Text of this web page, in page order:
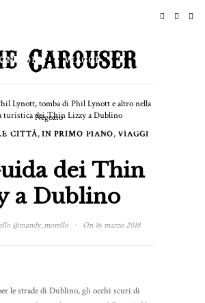
N ROLL VIAGGI
Negozio
INFORMAZIONI
CITTÀ, IN PRIMO PIANO, VIAGGI
dei Thin
a Dublino
@mandy_morello · On 16 marzo 2018
le strade di Dublino, gli occhi scuri di